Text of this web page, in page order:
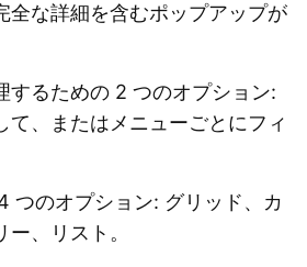
全な詳細を含むポップアップが
するための 2 つのオプション:
て、またはメニューごとにフィ
つのオプション: グリッド、カ
、リスト。